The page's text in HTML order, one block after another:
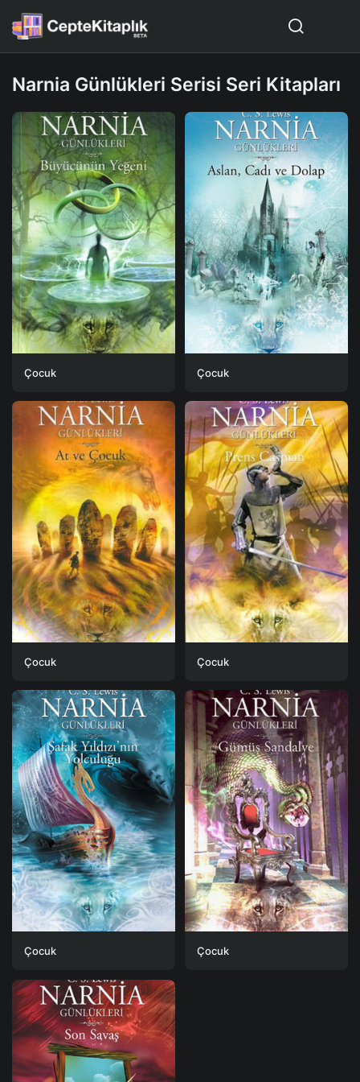
Narnia Günlükleri Serisi Seri Kitapları
Çocuk Çocuk
Çocuk Çocuk
Çocuk Çocuk